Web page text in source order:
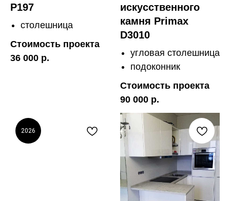
P197
столешница
Стоимость проекта
36 000 р.
искусственного
камня Primax
D3010
угловая столешница
подоконник
Стоимость проекта
90 000 р.
2026